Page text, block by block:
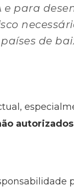
e para
de
autorizados